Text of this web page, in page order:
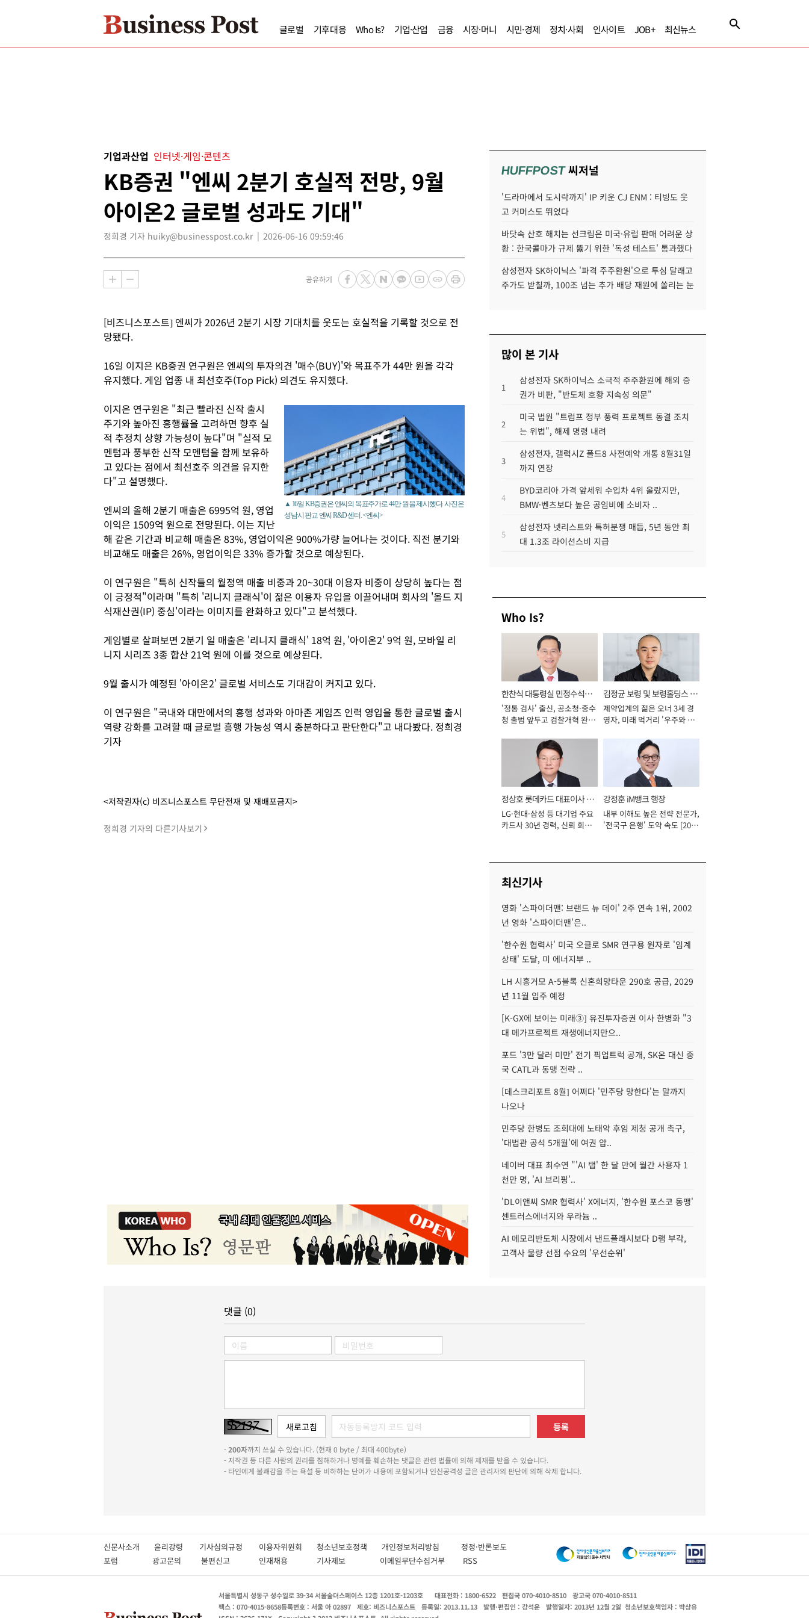
글로벌 기후대응 Who Is? 기업·산업 금융 시장·머니 시민·경제 정치·사회 인사이트 JOB+ 최신뉴스
기업과산업 인터넷·게임·콘텐츠
KB증권 "엔씨 2분기 호실적 전망, 9월
아이온2 글로벌 성과도 기대"
정희경 기자 huiky@businesspost.co.kr 2026-06-16 09:59:46
공유하기
[비즈니스포스트] 엔씨가 2026년 2분기 시장 기대치를 웃도는 호실적을 기록할 것으로 전
망됐다.
16일 이지은 KB증권 연구원은 엔씨의 투자의견 '매수(BUY)'와 목표주가 44만 원을 각각
유지했다. 게임 업종 내 최선호주(Top Pick) 의견도 유지했다.
▲ 16일 KB증권은 엔씨의 목표주가로 44만 원을 제시했다. 사진은
성남시 판교 엔씨 R&D 센터. <엔씨>
이지은 연구원은 "최근 빨라진 신작 출시
주기와 높아진 흥행률을 고려하면 향후 실
적 추정치 상향 가능성이 높다"며 "실적 모
멘텀과 풍부한 신작 모멘텀을 함께 보유하
고 있다는 점에서 최선호주 의견을 유지한
다"고 설명했다.
엔씨의 올해 2분기 매출은 6995억 원, 영업
이익은 1509억 원으로 전망된다. 이는 지난
해 같은 기간과 비교해 매출은 83%, 영업이익은 900%가량 늘어나는 것이다. 직전 분기와
비교해도 매출은 26%, 영업이익은 33% 증가할 것으로 예상된다.
이 연구원은 "특히 신작들의 월정액 매출 비중과 20~30대 이용자 비중이 상당히 높다는 점
이 긍정적"이라며 "특히 '리니지 클래식'이 젊은 이용자 유입을 이끌어내며 회사의 '올드 지
식재산권(IP) 중심'이라는 이미지를 완화하고 있다"고 분석했다.
게임별로 살펴보면 2분기 일 매출은 '리니지 클래식' 18억 원, '아이온2' 9억 원, 모바일 리
니지 시리즈 3종 합산 21억 원에 이를 것으로 예상된다.
9월 출시가 예정된 '아이온2' 글로벌 서비스도 기대감이 커지고 있다.
이 연구원은 "국내와 대만에서의 흥행 성과와 아마존 게임즈 인력 영입을 통한 글로벌 출시
역량 강화를 고려할 때 글로벌 흥행 가능성 역시 충분하다고 판단한다"고 내다봤다. 정희경
기자
<저작권자(c) 비즈니스포스트 무단전재 및 재배포금지>
정희경 기자의 다른기사보기
HUFFPOST씨저널
'드라마에서 도시락까지' IP 키운 CJ ENM : 티빙도 웃
고 커머스도 뛰었다
바닷속 산호 해치는 선크림은 미국·유럽 판매 어려운 상
황 : 한국콜마가 규제 뚫기 위한 '독성 테스트' 통과했다
삼성전자 SK하이닉스 '파격 주주환원'으로 투심 달래고
주가도 받칠까, 100조 넘는 추가 배당 재원에 쏠리는 눈
많이 본 기사
1
삼성전자 SK하이닉스 소극적 주주환원에 해외 증
권가 비판, "반도체 호황 지속성 의문"
2
미국 법원 "트럼프 정부 풍력 프로젝트 동결 조치
는 위법", 해제 명령 내려
3
삼성전자, 갤럭시Z 폴드8 사전예약 개통 8월31일
까지 연장
4
BYD코리아 가격 앞세워 수입차 4위 올랐지만,
BMW·벤츠보다 높은 공임비에 소비자 ..
5
삼성전자 넷리스트와 특허분쟁 매듭, 5년 동안 최
대 1.3조 라이선스비 지급
Who Is?
한찬식 대통령실 민정수석비
서관
'정통 검사' 출신, 공소청·중수
청 출범 앞두고 검찰개혁 완수
김정균 보령 및 보령홀딩스 대
표이사 사장
제약업계의 젊은 오너 3세 경
영자, 미래 먹거리 '우주와 헬
정상호 롯데카드 대표이사 사
장
LG·현대·삼성 등 대기업 주요
카드사 30년 경력, 신뢰 회복
강정훈 iM뱅크 행장
내부 이해도 높은 전략 전문가,
'전국구 은행' 도약 속도 [2026
최신기사
영화 '스파이더맨: 브랜드 뉴 데이' 2주 연속 1위, 2002
년 영화 '스파이더맨'은..
'한수원 협력사' 미국 오클로 SMR 연구용 원자로 '임계
상태' 도달, 미 에너지부 ..
LH 시흥거모 A-5블록 신혼희망타운 290호 공급, 2029
년 11월 입주 예정
[K-GX에 보이는 미래③] 유진투자증권 이사 한병화 "3
대 메가프로젝트 재생에너지만으..
포드 '3만 달러 미만' 전기 픽업트럭 공개, SK온 대신 중
국 CATL과 동맹 전략 ..
[데스크리포트 8월] 어쩌다 '민주당 망한다'는 말까지
나오나
민주당 한병도 조희대에 노태악 후임 제청 공개 촉구,
'대법관 공석 5개월'에 여권 압..
네이버 대표 최수연 "'AI 탭' 한 달 만에 월간 사용자 1
천만 명, 'AI 브리핑'..
'DL이앤씨 SMR 협력사' X에너지, '한수원 포스코 동맹'
센트러스에너지와 우라늄 ..
AI 메모리반도체 시장에서 낸드플래시보다 D램 부각,
고객사 물량 선점 수요의 '우선순위'
댓글 (0)
등록
-200자까지 쓰실 수 있습니다. (현재 0 byte / 최대 400byte)
- 저작권 등 다른 사람의 권리를 침해하거나 명예를 훼손하는 댓글은 관련 법률에 의해 제재를 받을 수 있습니다.
- 타인에게 불쾌감을 주는 욕설 등 비하하는 단어가 내용에 포함되거나 인신공격성 글은 관리자의 판단에 의해 삭제 합니다.
신문사소개 윤리강령 기사심의규정 이용자위원회 청소년보호정책 개인정보처리방침 정정·반론보도
포럼
광고문의 불편신고 인재채용 기사제보 이메일무단수집거부 RSS
서울특별시 성동구 성수일로 39-34 서울숲더스페이스 12층 1201호-1203호 대표전화 : 1800-6522 편집국 070-4010-8510
광고국 070-4010-8511
팩스 : 070-4015-8658등록번호 : 서울 아 02897 제호: 비즈니스포스트 등록일: 2013.11.13 발행·편집인 : 강석운 발행일자: 2013년 12월 2일 청소년보호책임자 : 박상유